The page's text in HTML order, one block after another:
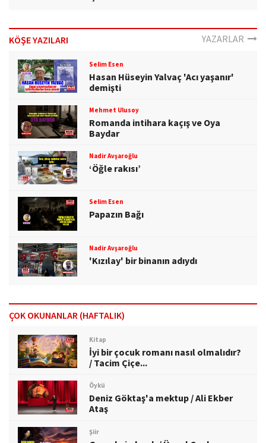
KÖŞE YAZILARI YAZARLAR
Selim Esen
Hasan Hüseyin Yalvaç 'Acı yaşanır'
demişti
Mehmet Ulusoy
Romanda intihara kaçış ve Oya
Baydar
Nadir Avşaroğlu
‘Öğle rakısı’
Selim Esen
Papazın Bağı
Nadir Avşaroğlu
'Kızılay' bir binanın adıydı
ÇOK OKUNANLAR (HAFTALIK)
Kitap
İyi bir çocuk romanı nasıl olmalıdır?
/ Tacim Çiçe...
Öykü
Deniz Göktaş'a mektup / Ali Ekber
Ataş
Şiir